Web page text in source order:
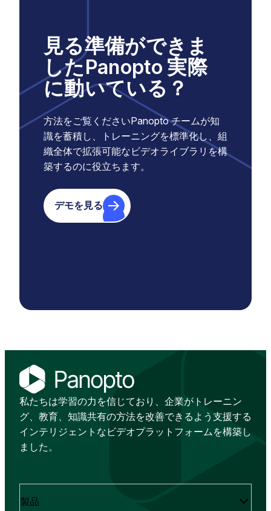
見る準備ができま
したPanopto 実際
に動いている？
方法をご覧くださいPanopto チームが知
識を蓄積し、トレーニングを標準化し、組
織全体で拡張可能なビデオライブラリを構
築するのに役立ちます。
デモを見る
私たちは学習の力を信じており、企業がトレーニン
グ、教育、知識共有の方法を改善できるよう支援する
インテリジェントなビデオプラットフォームを構築し
ました。
製品